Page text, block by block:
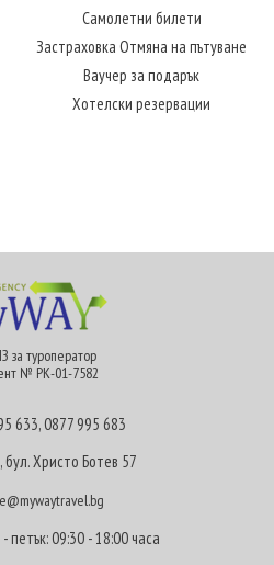
Самолетни билети
Застраховка Отмяна на пътуване
Ваучер за подарък
Хотелски резервации
за туроператор
№ РК-01-7582
633,0877 995 683
бул. Христо Ботев 57
петък: 09:30 - 18:00 часа